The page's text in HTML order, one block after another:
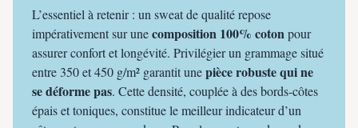
L’essentiel à retenir : un sweat de qualité repose
impérativement sur unecomposition 100% cotonpour
assurer confort et longévité. Privilégier un grammage situé
entre 350 et 450 g/m² garantit unepièce robuste qui ne
se déforme pas. Cette densité, couplée à des bords-côtes
épais et toniques, constitue le meilleur indicateur d’un